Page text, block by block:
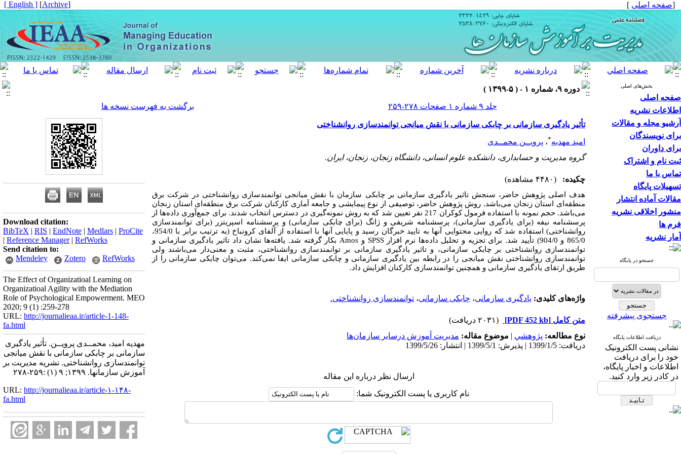
[صفحه اصلی ]
[
Archive
]
[ English ]
بخش‌های اصلی
صفحه اصلی
اطلاعات نشریه
آرشیو مجله و مقالات
برای نویسندگان
برای داوران
ثبت نام و اشتراک
تماس با ما
تسهیلات پایگاه
مقالات آماده انتشار
منشور اخلاقی نشریه
فرم ها
آمار نشریه
جستجو در پایگاه
جستجوی پیشرفته
دریافت اطلاعات پایگاه
نشانی پست الکترونیک
خود را برای دریافت
اطلاعات و اخبار پایگاه،
در کادر زیر وارد کنید.
دوره ۹، شماره ۱ - ( ۵-۱۳۹۹ )
جلد ۹ شماره ۱ صفحات ۲۷۸-۲۵۹
برگشت به فهرست نسخه ها
تأثیر یادگیری سازمانی بر چابکی سازمانی با نقش میانجی توانمندسازی روانشناختی
امید مهدیه*، پرویــن محمــدی
گروه مدیریت و حسابداری، دانشکده علوم انسانی، دانشگاه زنجان، زنجان، ایران.
چکیده: (۴۴۸۰ مشاهده)
هدف اصلی پژوهش حاضر، سنجش تاثیر یادگیری سازمانی بر چابکی سازمان با نقش میانجی توانمندسازی روانشناختی در شرکت برق
منطقه‌ای استان زنجان می‌باشد. روش پژوهش حاضر، توصیفی از نوع پیمایشی و جامعه آماری کارکنان شرکت برق منطقه‌ای استان زنجان
می‌باشد. حجم نمونه با استفاده فرمول کوکران 217 نفر تعیین شد که به روش نمونه‌گیری در دسترس انتخاب شدند. برای جمع‌آوری داده‌ها از
پرسشنامه نیفه (برای یادگیری سازمانی)، پرسشنامه شریفی و ژانگ (برای چابکی سازمانی) و پرسشنامه اسپریتزر (برای توانمندسازی
روانشناختی) استفاده شد که روایی محتوایی آنها به تایید خبرگان رسید و پایایی آنها با استفاده از آلفای کرونباخ (به ترتیب برابر با 954/0،
865/0 و 904/0) تأیید شد. برای تجزیه و تحلیل داده‌ها نرم افزار
SPSS و Amos بکار گرفته شد. یافته‌ها نشان داد تاثیر یادگیری سازمانی و
توانمندسازی روانشناختی بر چابکی سازمانی، و تاثیر یادگیری سازمانی بر توانمندسازی روانشناختی، مثبت و معنی‌دار می‌باشند ولی
توانمندسازی روانشناختی نقش میانجی را در رابطه بین یادگیری سازمانی و چابکی سازمانی ایفا نمی‌کند. می‌توان چابکی سازمانی را از
طریق ارتقای یادگیری سازمانی و همچنین توانمندسازی کارکنان افزایش داد.
واژه‌های کلیدی: یادگیری سازمانی، چابکی سازمانی، توانمندسازی روانشناختی.
متن کامل [PDF 452 kb]
(۲۰۳۱ دریافت)
نوع مطالعه: پژوهشي | موضوع مقاله: مدیریت آموزش درسایر سازمان‌ها
دریافت: 1399/1/5 | پذیرش: 1399/5/1 | انتشار: 1399/5/26
ارسال نظر درباره این مقاله
نام کاربری یا پست الکترونیک شما:
Download citation:
BibTeX | RIS | EndNote | Medlars | ProCite
| Reference Manager| RefWorks
Send citation to:
Mendeley
Zotero RefWorks
The Effect of Organizatioal Learning on
Organizatioal Agility with the Mediation
Role of Psychological Empowerment. MEO
2020; 9 (1) :259-278
URL: http://journalieaa.ir/article-1-148-
fa.html
مهدیه امید، محمــدی پرویــن. تأثیر یادگیری
سازمانی بر چابکی سازمانی با نقش میانجی
توانمندسازی روانشناختی. نشریه مديريت بر
آموزش سازمانها. ۱۳۹۹; ۹ (۱) :۲۵۹-۲۷۸
URL: http://journalieaa.ir/article-۱-۱۴۸-
fa.html